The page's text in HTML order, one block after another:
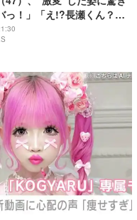
っ！」「え!?長瀬くん？」
さに磨きがかかってる」